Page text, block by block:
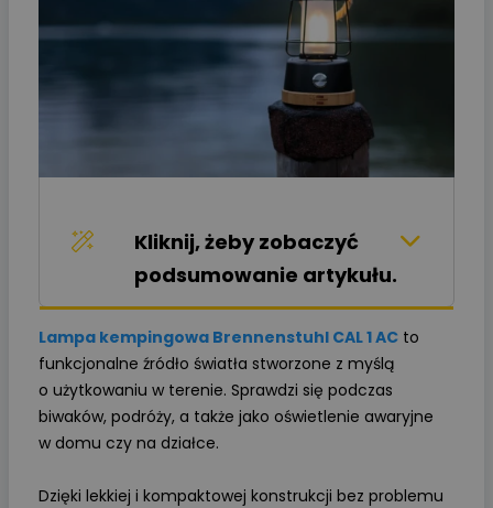
Kliknij, żeby zobaczyć
podsumowanie artykułu.
Lampa kempingowa Brennenstuhl CAL 1 AC to
funkcjonalne źródło światła stworzone z myślą
o użytkowaniu w terenie. Sprawdzi się podczas
biwaków, podróży, a także jako oświetlenie awaryjne
w domu czy na działce.
Dzięki lekkiej i kompaktowej konstrukcji bez problemu